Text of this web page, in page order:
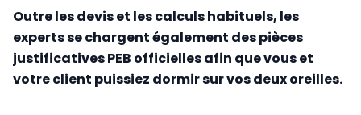
Outre les devis et les calculs habituels, les
experts se chargent également des pièces
justificatives PEB officielles afin que vous et
votre client puissiez dormir sur vos deux oreilles.